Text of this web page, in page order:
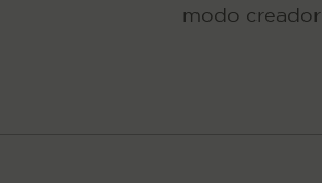
modo creador.